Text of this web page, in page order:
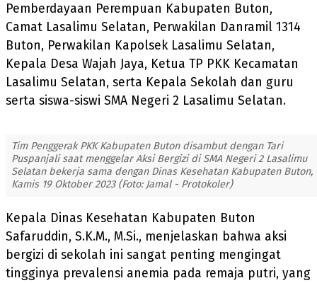
Pemberdayaan Perempuan Kabupaten Buton,
Camat Lasalimu Selatan, Perwakilan Danramil 1314
Buton, Perwakilan Kapolsek Lasalimu Selatan,
Kepala Desa Wajah Jaya, Ketua TP PKK Kecamatan
Lasalimu Selatan, serta Kepala Sekolah dan guru
serta siswa-siswi SMA Negeri 2 Lasalimu Selatan.
Tim Penggerak PKK Kabupaten Buton disambut dengan Tari
Puspanjali saat menggelar Aksi Bergizi di SMA Negeri 2 Lasalimu
Selatan bekerja sama dengan Dinas Kesehatan Kabupaten Buton,
Kamis 19 Oktober 2023 (Foto: Jamal - Protokoler)
Kepala Dinas Kesehatan Kabupaten Buton
Safaruddin, S.K.M., M.Si., menjelaskan bahwa aksi
bergizi di sekolah ini sangat penting mengingat
tingginya prevalensi anemia pada remaja putri, yang